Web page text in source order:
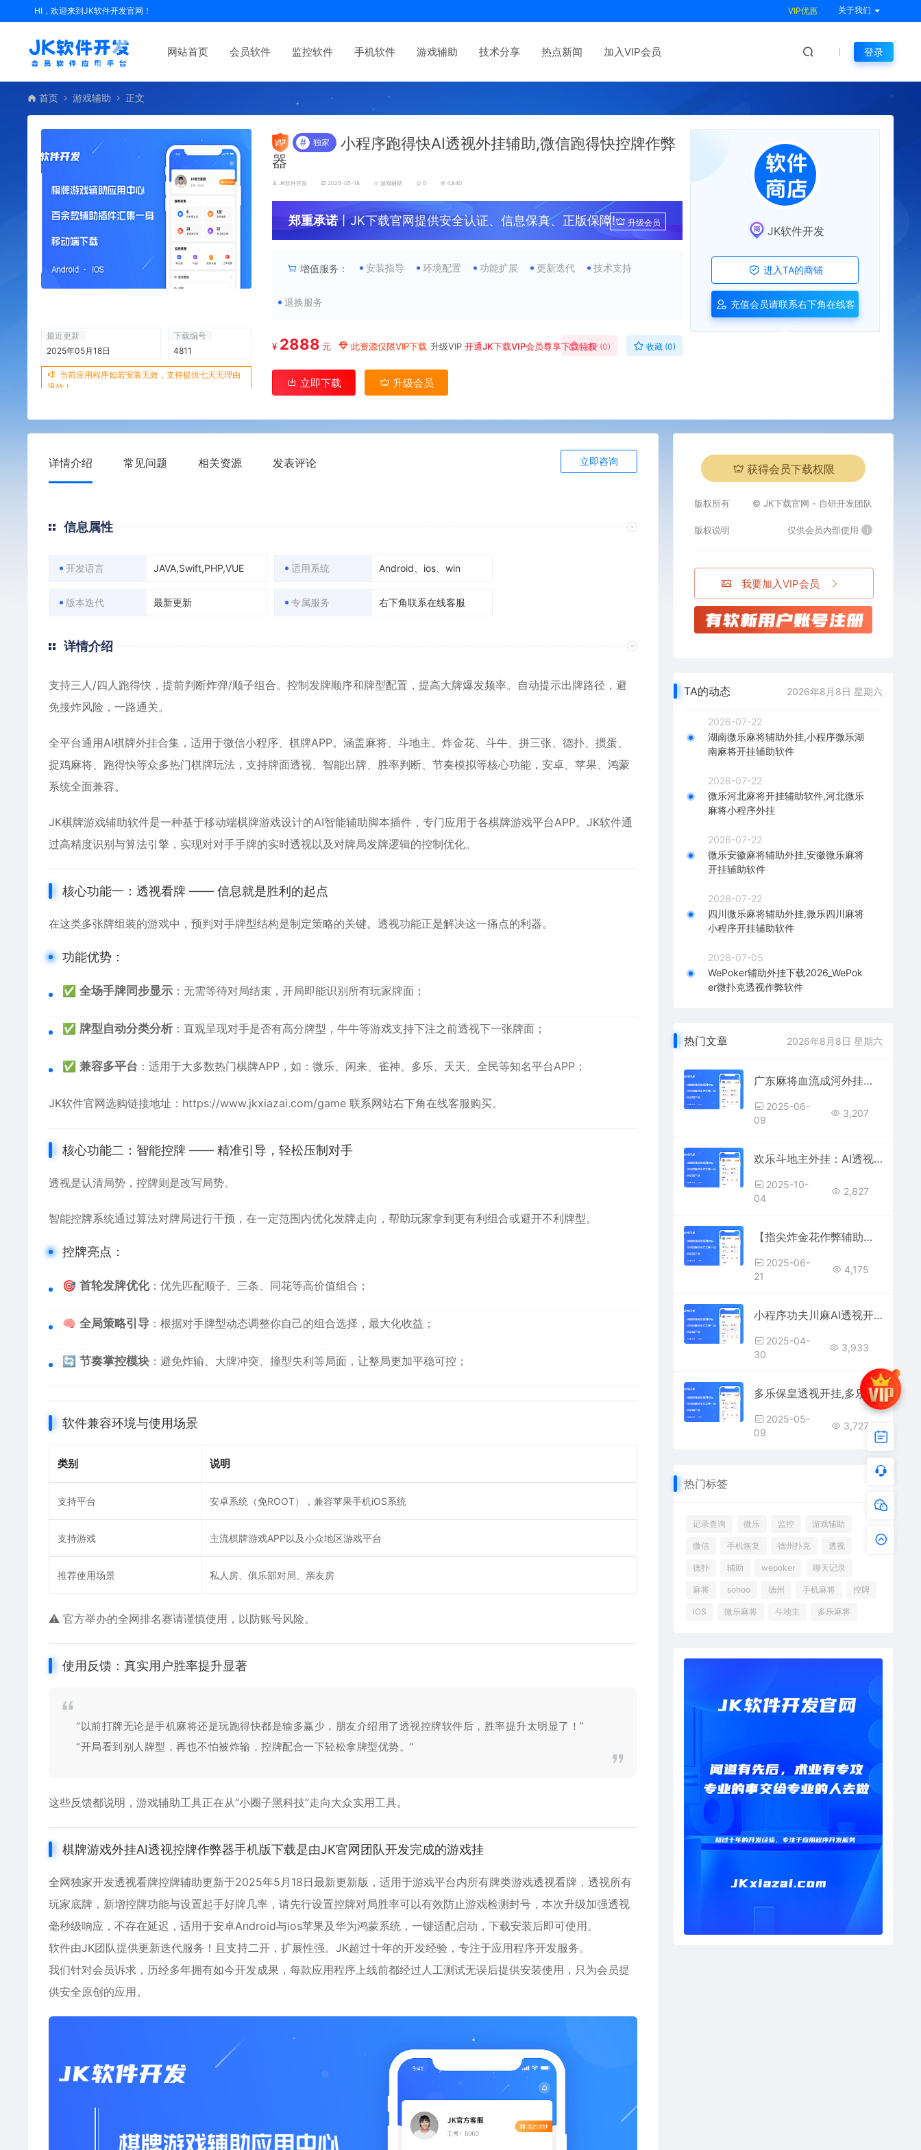
HI，欢迎来到JK软件开发官网！ VIP优惠 关于我们
网站首页 会员软件 监控软件 手机软件 游戏辅助 技术分享 热点新闻 加入VIP会员 登录
首页 游戏辅助 正文
最近更新
2025年05月18日
下载编号
4811
当前应用程序如若安装无效，支持提供七天无理由
退款！
# 独家
小程序跑得快AI透视外挂辅助,微信跑得快控牌作弊
器
JK软件开发 2025-05-18 游戏辅助 0 4,840
郑重承诺丨JK下载官网提供安全认证、信息保真、正版保障! 升级会员
增值服务： 安装指导 环境配置 功能扩展 更新迭代 技术支持
退换服务
¥ 2888 元 此资源仅限VIP下载 升级VIP 开通JK下载VIP会员尊享下载特权
点赞 (0) 收藏 (0)
立即下载 升级会员
JK软件开发
进入TA的商铺
充值会员请联系右下角在线客
详情介绍 常见问题 相关资源 发表评论 立即咨询
信息属性
开发语言 JAVA,Swift,PHP,VUE 适用系统 Android、ios、win
版本迭代 最新更新 专属服务 右下角联系在线客服
详情介绍
支持三人/四人跑得快，提前判断炸弹/顺子组合。控制发牌顺序和牌型配置，提高大牌爆发频率。自动提示出牌路径，避
免接炸风险，一路通关。
全平台通用AI棋牌外挂合集，适用于微信小程序、棋牌APP。涵盖麻将、斗地主、炸金花、斗牛、拼三张、德扑、掼蛋、
捉鸡麻将、跑得快等众多热门棋牌玩法，支持牌面透视、智能出牌、胜率判断、节奏模拟等核心功能，安卓、苹果、鸿蒙
系统全面兼容。
JK棋牌游戏辅助软件是一种基于移动端棋牌游戏设计的AI智能辅助脚本插件，专门应用于各棋牌游戏平台APP。JK软件通
过高精度识别与算法引擎，实现对对手手牌的实时透视以及对牌局发牌逻辑的控制优化。
核心功能一：透视看牌 —— 信息就是胜利的起点
在这类多张牌组装的游戏中，预判对手牌型结构是制定策略的关键。透视功能正是解决这一痛点的利器。
功能优势：
✅ 全场手牌同步显示 ：无需等待对局结束，开局即能识别所有玩家牌面；
✅ 牌型自动分类分析 ：直观呈现对手是否有高分牌型，牛牛等游戏支持下注之前透视下一张牌面；
✅ 兼容多平台 ：适用于大多数热门棋牌APP，如：微乐、闲来、雀神、多乐、天天、全民等知名平台APP；
JK软件官网选购链接地址： https://www.jkxiazai.com/game 联系网站右下角在线客服购买。
核心功能二：智能控牌 —— 精准引导，轻松压制对手
透视是认清局势，控牌则是改写局势。
智能控牌系统通过算法对牌局进行干预，在一定范围内优化发牌走向，帮助玩家拿到更有利组合或避开不利牌型。
控牌亮点：
🎯 首轮发牌优化：优先匹配顺子、三条、同花等高价值组合；
🧠 全局策略引导 ：根据对手牌型动态调整你自己的组合选择，最大化收益；
🔄 节奏掌控模块 ：避免炸输、大牌冲突、撞型失利等局面，让整局更加平稳可控；
软件兼容环境与使用场景
类别 说明
支持平台 安卓系统（免ROOT），兼容苹果手机iOS系统
支持游戏 主流棋牌游戏APP以及小众地区游戏平台
推荐使用场景 私人房、俱乐部对局、亲友房
⚠️ 官方举办的全网排名赛请谨慎使用，以防账号风险。
使用反馈：真实用户胜率提升显著
“以前打牌无论是手机麻将还是玩跑得快都是输多赢少，朋友介绍用了透视控牌软件后，胜率提升太明显了！”
“开局看到别人牌型，再也不怕被炸输，控牌配合一下轻松拿牌型优势。”
这些反馈都说明， 游戏辅助工具正在从“小圈子黑科技”走向大众实用工具。
棋牌游戏外挂AI透视控牌作弊器手机版下载是由JK官网团队开发完成的游戏挂
全网独家开发透视看牌控牌辅助更新于2025年5月18日最新更新版，适用于游戏平台内所有牌类游戏透视看牌，透视所有
玩家底牌，新增控牌功能与设置起手好牌几率，请先行设置控牌对局胜率可以有效防止游戏检测封号，本次升级加强透视
毫秒级响应，不存在延迟，适用于安卓Android与ios苹果及华为鸿蒙系统，一键适配启动，下载安装后即可使用。
软件由JK团队提供更新迭代服务！且支持二开，扩展性强。JK超过十年的开发经验，专注于应用程序开发服务。
我们针对会员诉求，历经多年拥有如今开发成果，每款应用程序上线前都经过人工测试无误后提供安装使用，只为会员提
供安全原创的应用。
获得会员下载权限
版权所有 © JK下载官网 - 自研开发团队
版权说明 仅供会员内部使用 i
我要加入VIP会员
TA的动态 2026年8月8日 星期六
2026-07-22
湖南微乐麻将辅助外挂,小程序微乐湖
南麻将开挂辅助软件
2026-07-22
微乐河北麻将开挂辅助软件,河北微乐
麻将小程序外挂
2026-07-22
微乐安徽麻将辅助外挂,安徽微乐麻将
开挂辅助软件
2026-07-22
四川微乐麻将辅助外挂,微乐四川麻将
小程序开挂辅助软件
2026-07-05
WePoker辅助外挂下载2026_WePok
er微扑克透视作弊软件
热门文章 2026年8月8日 星期六
广东麻将血流成河外挂辅助器 — 全局看牌+AI控牌+防封稳定
2025-06-
09
3,207
欢乐斗地主外挂：AI透视作弊+控牌必赢辅助软件,安卓苹果版下载
2025-10-
04
2,827
【指尖炸金花作弊辅助工具】三张全透视+自动比牌分析
2025-06-
21
4,175
小程序功夫川麻AI透视开挂,小程序功夫川麻控牌必赢辅助
2025-04-
30
3,933
多乐保皇透视开挂,多乐保皇控牌辅助作弊软件
2025-05-
09
3,727
热门标签
记录查询 微乐 监控 游戏辅助
微信 手机恢复 德州扑克 透视
德扑 辅助 wepoker 聊天记录
麻将 sohoo 德州 手机麻将 控牌
IOS 微乐麻将 斗地主 多乐麻将